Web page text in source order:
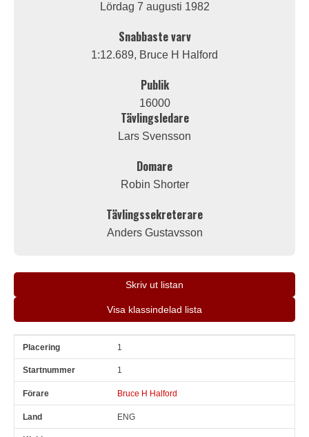
Lördag 7 augusti 1982
Snabbaste varv
1:12.689, Bruce H Halford
Publik
16000
Tävlingsledare
Lars Svensson
Domare
Robin Shorter
Tävlingssekreterare
Anders Gustavsson
Skriv ut listan
Visa klassindelad lista
Pl Snr 1
1
Bruce H Halford
ENG